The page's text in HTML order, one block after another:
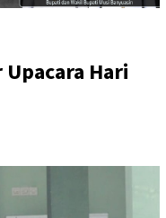
Hari